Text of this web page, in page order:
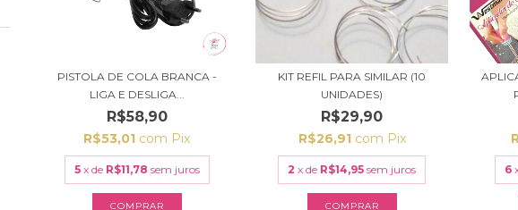
PISTOLA DE COLA BRANCA -
LIGA E DESLIGA...
R$58,90
R$53,01 com Pix
5 x de R$11,78 sem juros
KIT REFIL PARA SIMILAR (10
UNIDADES)
R$29,90
R$26,91 com Pix
2 x de R$14,95 sem juros 6